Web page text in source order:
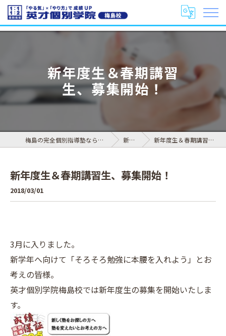
新年度生＆春期講習
生、募集開始！
梅島の完全個別指導塾なら英才個別学院 梅島校 新着情報 新年度生＆春期講習生、募集開始！
新年度生＆春期講習生、募集開始！
2018/03/01
3月に入りました。
新学年へ向けて「そろそろ勉強に本腰を入れよう」とお
考えの皆様。
英才個別学院梅島校では新年度生の募集を開始いたしま
す。